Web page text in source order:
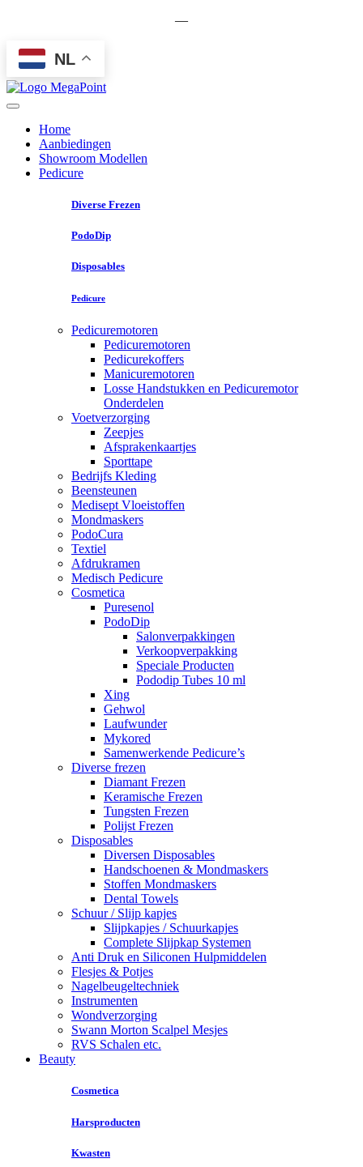
—
NL
Home
Aanbiedingen
Showroom Modellen
Pedicure
Diverse Frezen
PodoDip
Disposables
Pedicure
Pedicuremotoren
Pedicuremotoren
Pedicurekoffers
Manicuremotoren
Losse Handstukken en Pedicuremotor
Onderdelen
Voetverzorging
Zeepjes
Afsprakenkaartjes
Sporttape
Bedrijfs Kleding
Beensteunen
Medisept Vloeistoffen
Mondmaskers
PodoCura
Textiel
Afdrukramen
Medisch Pedicure
Cosmetica
Puresenol
PodoDip
Salonverpakkingen
Verkoopverpakking
Speciale Producten
Pododip Tubes 10 ml
Xing
Gehwol
Laufwunder
Mykored
Samenwerkende Pedicure’s
Diverse frezen
Diamant Frezen
Keramische Frezen
Tungsten Frezen
Polijst Frezen
Disposables
Diversen Disposables
Handschoenen & Mondmaskers
Stoffen Mondmaskers
Dental Towels
Schuur / Slijp kapjes
Slijpkapjes / Schuurkapjes
Complete Slijpkap Systemen
Anti Druk en Siliconen Hulpmiddelen
Flesjes & Potjes
Nagelbeugeltechniek
Instrumenten
Wondverzorging
Swann Morton Scalpel Mesjes
RVS Schalen etc.
Beauty
Cosmetica
Harsproducten
Kwasten